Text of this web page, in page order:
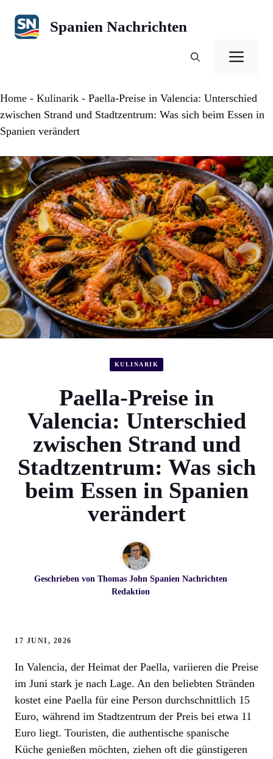
Inhalt
springen
Spanien Nachrichten
Home - Kulinarik - Paella-Preise in Valencia: Unterschied
zwischen Strand und Stadtzentrum: Was sich beim Essen in
Spanien verändert
KULINARIK
Paella-Preise in
Valencia: Unterschied
zwischen Strand und
Stadtzentrum: Was sich
beim Essen in Spanien
verändert
Geschrieben von Thomas JohnSpanien Nachrichten
Redaktion
17 JUNI, 2026
In Valencia, der Heimat der Paella, variieren die Preise
im Juni stark je nach Lage. An den beliebten Stränden
kostet eine Paella für eine Person durchschnittlich 15
Euro, während im Stadtzentrum der Preis bei etwa 11
Euro liegt. Touristen, die authentische spanische
Küche genießen möchten, ziehen oft die günstigeren